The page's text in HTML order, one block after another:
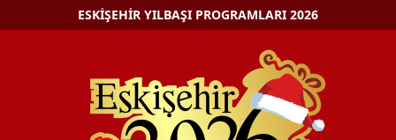
ESKIŞEHIR YILBAŞI PROGRAMLARI 2026